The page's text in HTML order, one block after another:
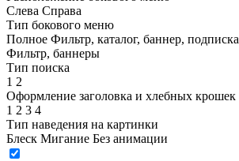
Слева Справа
Тип бокового меню
Полное Фильтр, каталог, баннер,
Фильтр, баннеры
Тип поиска
1 2
Оформление заголовка и хлебных крошек
1 2 3 4
Тип наведения на картинки
Блеск Мигание Без анимации